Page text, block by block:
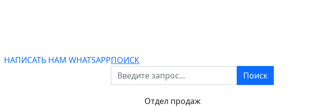
НАПИСАТЬ НАМ WHATSAPPПОИСК
Поиск
Отдел продаж